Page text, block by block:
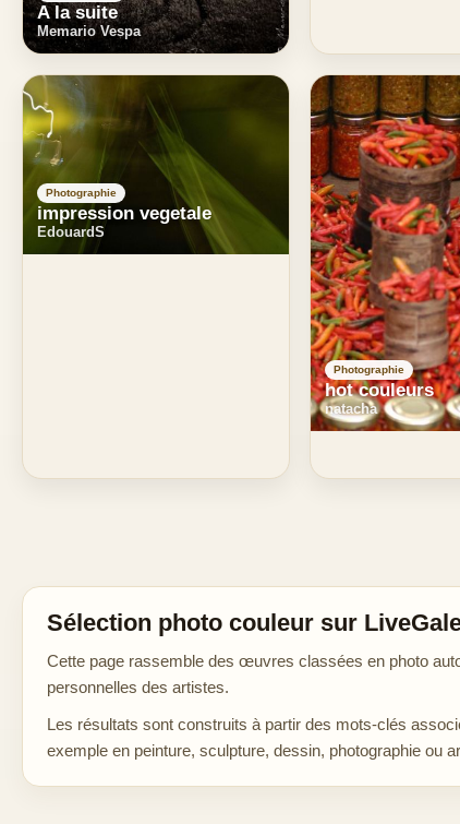
A la suite
Memario Vespa
Photographie
impression vegetale
EdouardS
Photographie
hot couleurs
natacha
Sélection photo couleur sur
Cette page rassemble des œuvres classées en photo
personnelles des artistes.
Les résultats sont construits à partir des mots-clés
exemple en peinture, sculpture, dessin, photographie ou